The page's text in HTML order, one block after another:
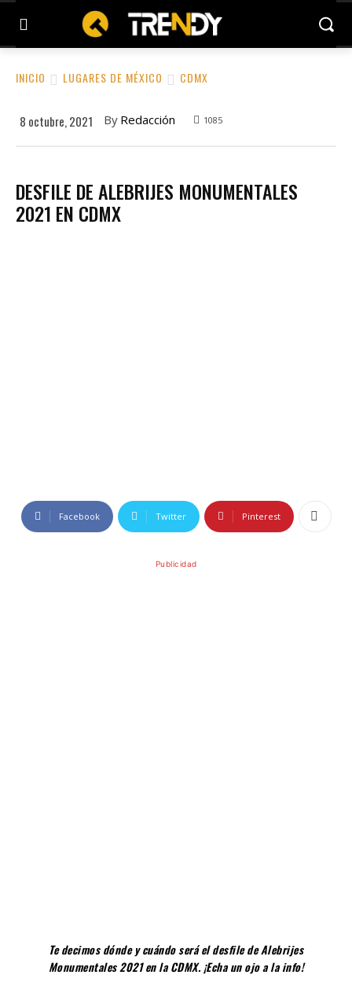
INICIO LUGARES DE MÉXICO CDMX
8 octubre, 2021 By Redacción 1085
DESFILE DE ALEBRIJES MONUMENTALES
2021 EN CDMX
Facebook Twitter Pinterest
Publicidad
Te decimos dónde y cuándo será el desfile de Alebrijes
Monumentales 2021 en la CDMX. ¡Echa un ojo a la info!